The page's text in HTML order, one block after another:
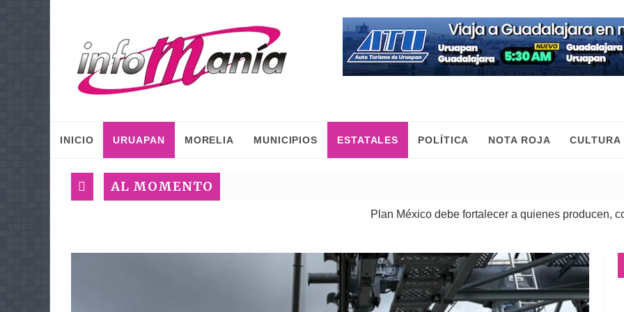
INICIO URUAPAN MORELIA MUNICIPIOS ESTATALES POLÍTICA NOTA ROJA CULTURA
AL MOMENTO
Plan México debe fortalecer a quienes producen, comercian y mueven